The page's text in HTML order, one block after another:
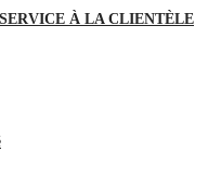
SERVICE À LA CLIENTÈLE